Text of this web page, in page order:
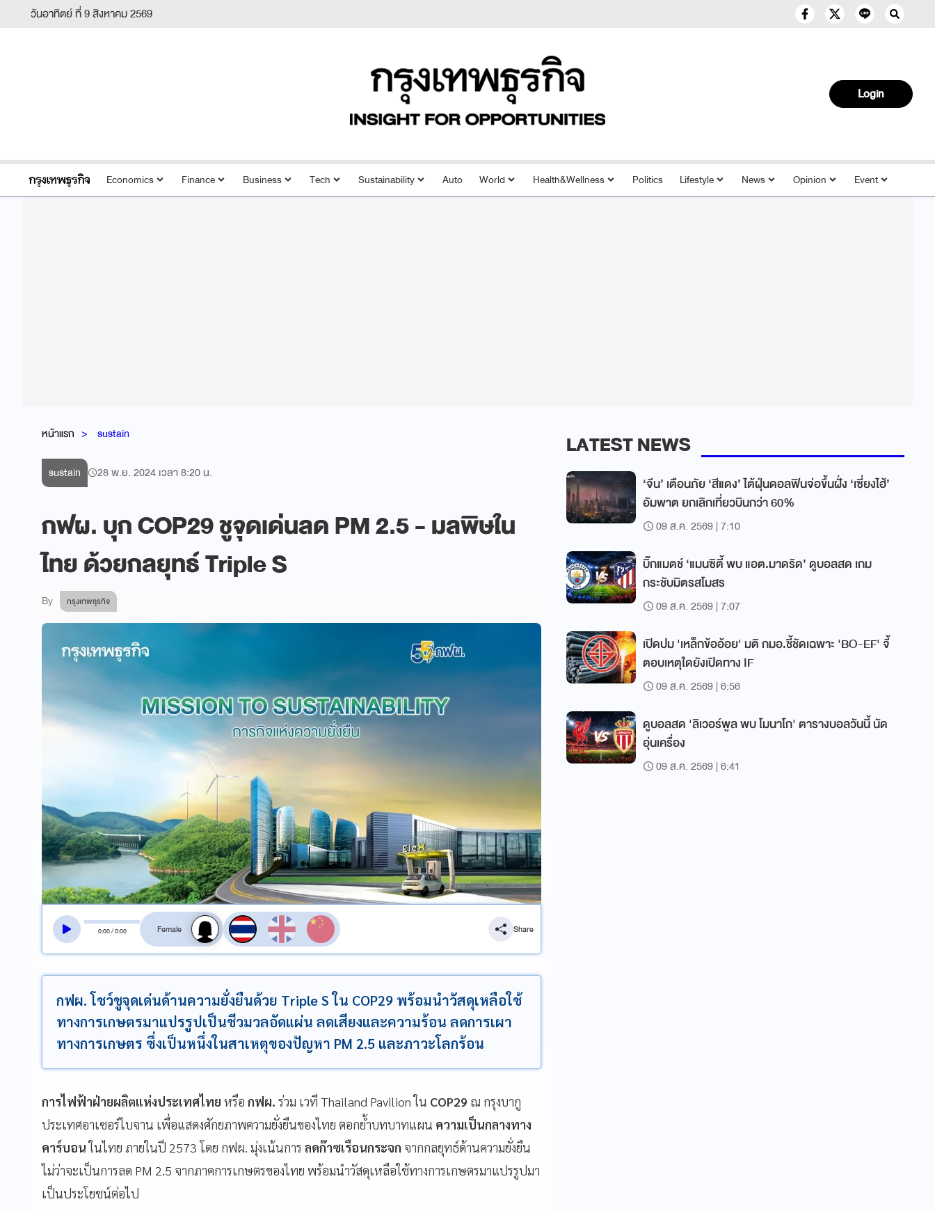
วันอาทิตย์ ที่ 9 สิงหาคม 2569
Login
Economics Finance Business Tech Sustainability Auto World Health&Wellness Politics Lifestyle News Opinion Event
หน้าแรก sustain
sustain 28 พ.ย. 2024 เวลา 8:20 น.
กฟผ. บุก COP29 ชูจุดเด่นลด PM 2.5 - มลพิษใน
ไทย ด้วยกลยุทธ์ Triple S
By กรุงเทพธุรกิจ
0:00/0:00
สลับเสียงอ่าน
Share
กฟผ. โชว์ชูจุดเด่นด้านความยั่งยืนด้วย Triple S ใน COP29 พร้อมนำวัสดุเหลือใช้
ทางการเกษตรมาแปรรูปเป็นชีวมวลอัดแผ่น ลดเสียงและความร้อน ลดการเผา
ทางการเกษตร ซึ่งเป็นหนึ่งในสาเหตุของปัญหา PM 2.5 และภาวะโลกร้อน
การไฟฟ้าฝ่ายผลิตแห่งประเทศไทย หรือ กฟผ. ร่วม เวที Thailand Pavilion ใน COP29 ณ กรุงบากู
ประเทศอาเซอร์ไบจาน เพื่อแสดงศักยภาพความยั่งยืนของไทย ตอกย้ำบทบาทแผน ความเป็นกลางทาง
คาร์บอนในไทย ภายในปี 2573 โดย กฟผ. มุ่งเน้นการ ลดก๊าซเรือนกระจก จากกลยุทธ์ด้านความยั่งยืน
ไม่ว่าจะเป็นการลด PM 2.5 จากภาคการเกษตรของไทย พร้อมนำวัสดุเหลือใช้ทางการเกษตรมาแปรรูปมา
เป็นประโยชน์ต่อไป
LATEST NEWS
‘จีน’ เตือนภัย ‘สีแดง’ ไต้ฝุ่นดอลฟินจ่อขึ้นฝั่ง ‘เซี่ยงไฮ้’
อัมพาต ยกเลิกเที่ยวบินกว่า 60%
09 ส.ค. 2569 | 7:10
บิ๊กแมตช์ ‘แมนซิตี้ พบ แอต.มาดริด’ ดูบอลสด เกม
กระชับมิตรสโมสร
09 ส.ค. 2569 | 7:07
เปิดปม 'เหล็กข้ออ้อย' มติ กมอ.ชี้ชัดเฉพาะ 'BO-EF' จี้
ตอบเหตุใดยังเปิดทาง IF
09 ส.ค. 2569 | 6:56
ดูบอลสด 'ลิเวอร์พูล พบ โมนาโก' ตารางบอลวันนี้ นัด
อุ่นเครื่อง
09 ส.ค. 2569 | 6:41